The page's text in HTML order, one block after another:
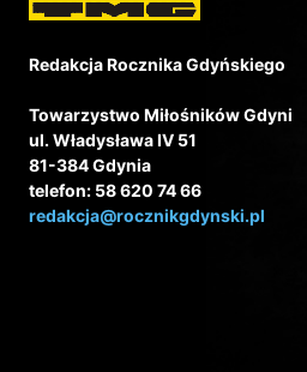
Redakcja Rocznika Gdyńskiego
Towarzystwo Miłośników Gdyni
ul. Władysława IV 51
81-384 Gdynia
telefon: 58 620 74 66
redakcja@rocznikgdynski.pl